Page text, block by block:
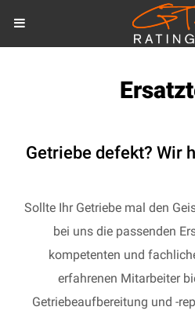
Getriebe defekt? Wir
Sollte Ihr Getriebe mal den
bei uns die passenden
kompetenten und
erfahrenen Mitarbeiter
Getriebeaufbereitung und -